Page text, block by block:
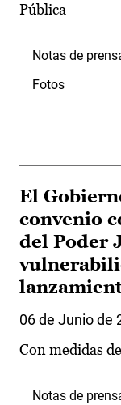
Pública
Notas de
Fotos
El
convenio
del Poder
06 de Junio de
Con medidas
Notas de